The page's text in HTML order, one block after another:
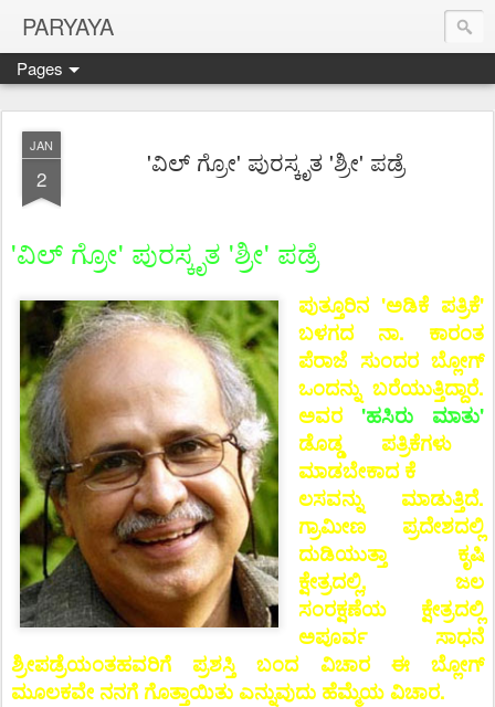
PARYAYA
Pages
JAN
2
'ವಿಲ್ ಗ್ರೋ' ಪುರಸ್ಕೃತ 'ಶ್ರೀ' ಪಡ್ರೆ
'ವಿಲ್ ಗ್ರೋ' ಪುರಸ್ಕೃತ 'ಶ್ರೀ' ಪಡ್ರೆ
ಪುತ್ತೂರಿನ 'ಅಡಿಕೆ ಪತ್ರಿಕೆ'
ಬಳಗದ ನಾ. ಕಾರಂತ
ಪೆರಾಜೆ ಸುಂದರ ಬ್ಲೋಗ್
ಒಂದನ್ನು ಬರೆಯುತ್ತಿದ್ದಾರೆ.
ಅವರ 'ಹಸಿರು ಮಾತು'
ಡೊಡ್ಡ ಪತ್ರಿಕೆಗಳು
ಮಾಡಬೇಕಾದ ಕೆ
ಲಸವನ್ನು ಮಾಡುತ್ತಿದೆ.
ಗ್ರಾಮೀಣ ಪ್ರದೇಶದಲ್ಲಿ
ದುಡಿಯುತ್ತಾ ಕೃಷಿ
ಕ್ಷೇತ್ರದಲ್ಲಿ, ಜಲ
ಸಂರಕ್ಷಣೆಯ ಕ್ಷೇತ್ರದಲ್ಲಿ
ಅಪೂರ್ವ ಸಾಧನೆ
ಶ್ರೀಪಡ್ರೆಯಂತಹವರಿಗೆ ಪ್ರಶಸ್ತಿ ಬಂದ ವಿಚಾರ ಈ ಬ್ಲೋಗ್
ಮೂಲಕವೇ ನನಗೆ ಗೊತ್ತಾಯಿತು ಎನ್ನುವುದು ಹೆಮ್ಮೆಯ ವಿಚಾರ.